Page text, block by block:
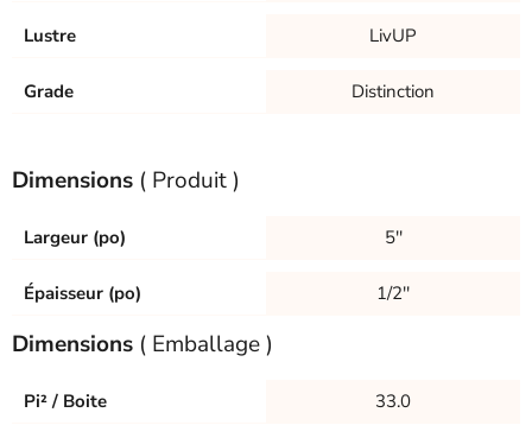
Lustre LivUP
Grade Distinction
Dimensions ( Produit )
Largeur (po) 5''
Épaisseur (po) 1/2''
Dimensions ( Emballage )
Pi² / Boite 33.0